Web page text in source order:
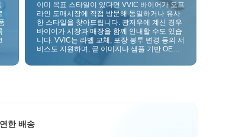
이미 목표 스타일이 있다면 VVIC 바이어가 오프
라인 도매시장에 직접 방문해 동일하거나 유사
한 스타일을 찾아드립니다. 광저우에 계신 경우
바이어가 시장과 매장을 함께 안내할 수도 있습
니다. VVIC는 라벨 교체, 포장 봉투 변경 등의 서
비스도 지원하며, 곧 이미지나 샘플 기반 OEM
를 비즈니스에 더 잘 맞는 공급망 역량으로 전환
한 배송